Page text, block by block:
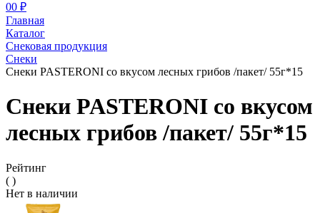
00 ₽
Главная
Каталог
Снековая продукция
Снеки
Снеки PASTERONI со вкусом лесных грибов /пакет/ 55г*15
Снеки PASTERONI со вкусом
лесных грибов /пакет/ 55г*15
Рейтинг
( )
Нет в наличии